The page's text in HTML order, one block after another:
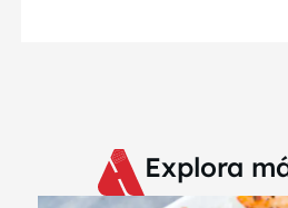
Explora